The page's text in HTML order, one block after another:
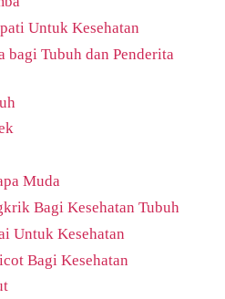
Untuk Kesehatan
bagi Tubuh dan Penderita
Muda
Bagi Kesehatan Tubuh
Untuk Kesehatan
Bagi Kesehatan